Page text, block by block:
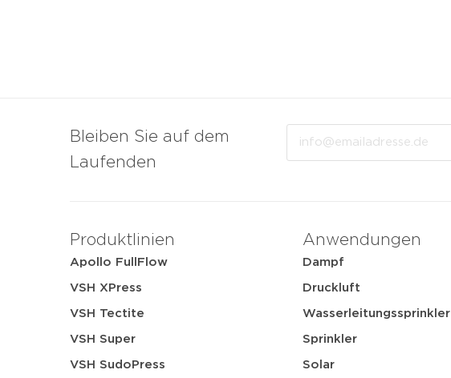
Bleiben Sie auf dem
Laufenden
Produktlinien
Apollo FullFlow
VSH XPress
VSH Tectite
VSH Super
VSH SudoPress
Anwendungen
Dampf
Druckluft
Wasserleitungssprinkler
Sprinkler
Solar